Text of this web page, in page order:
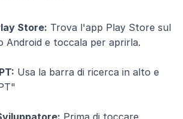
Store: Trova l'app Play Store sul
Android e toccala per aprirla.
Usa la barra di ricerca in alto e
Prima di toccare